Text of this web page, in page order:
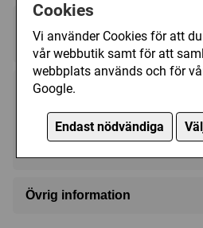
Cookies
Vi använder Cookies för att
vår webbutik samt för att
webbplats används och för
Google.
Endast nödvändiga
185 kr
Ej tillgänglig
Övrig information